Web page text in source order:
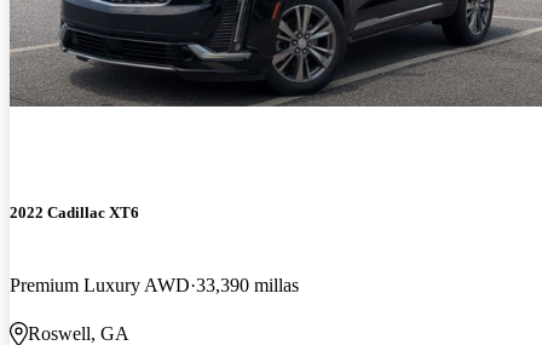
2022 Cadillac XT6
Premium Luxury AWD 33,390 millas
Roswell, GA